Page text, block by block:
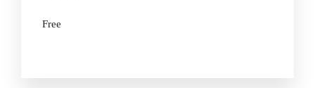
Free